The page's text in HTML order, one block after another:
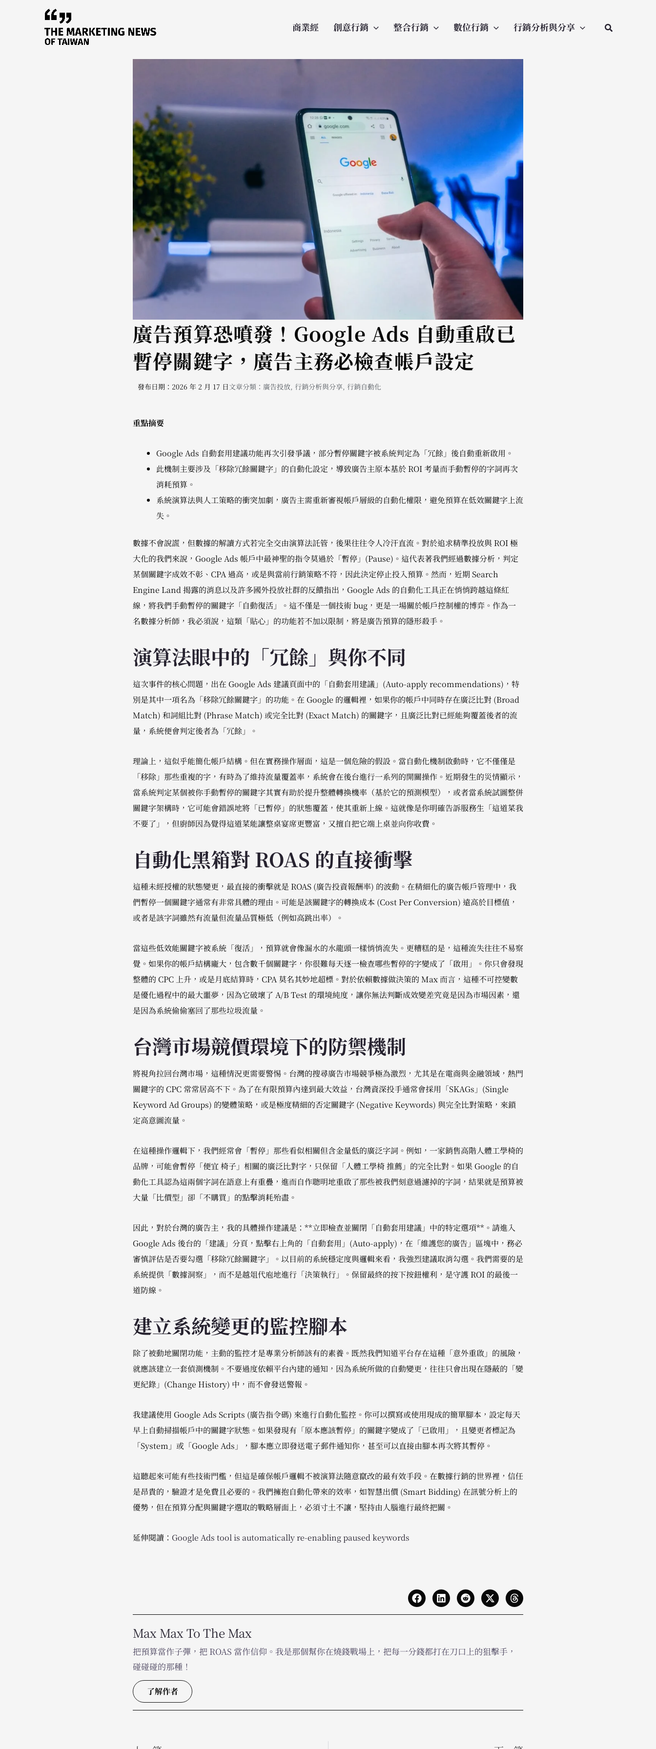
商業經 創意行銷 整合行銷 數位行銷 行銷分析與分享
廣告預算恐噴發！Google Ads 自動重啟已
暫停關鍵字，廣告主務必檢查帳戶設定
發布日期：2026 年 2 月 17 日文章分類： 廣告投放, 行銷分析與分享, 行銷自動化
重點摘要
Google Ads 自動套用建議功能再次引發爭議，部分暫停關鍵字被系統判定為「冗餘」後自動重新啟用。
此機制主要涉及「移除冗餘關鍵字」的自動化設定，導致廣告主原本基於 ROI 考量而手動暫停的字詞再次
消耗預算。
系統演算法與人工策略的衝突加劇，廣告主需重新審視帳戶層級的自動化權限，避免預算在低效關鍵字上流
失。
數據不會說謊，但數據的解讀方式若完全交由演算法託管，後果往往令人冷汗直流。對於追求精準投放與 ROI 極
大化的我們來說，Google Ads 帳戶中最神聖的指令莫過於「暫停」(Pause)。這代表著我們經過數據分析，判定
某個關鍵字成效不彰、CPA 過高，或是與當前行銷策略不符，因此決定停止投入預算。然而，近期 Search
Engine Land 揭露的消息以及許多國外投放社群的反饋指出，Google Ads 的自動化工具正在悄悄跨越這條紅
線，將我們手動暫停的關鍵字「自動復活」。這不僅是一個技術 bug，更是一場關於帳戶控制權的博弈。作為一
名數據分析師，我必須說，這類「貼心」的功能若不加以限制，將是廣告預算的隱形殺手。
演算法眼中的「冗餘」與你不同
這次事件的核心問題，出在 Google Ads 建議頁面中的「自動套用建議」(Auto-apply recommendations)，特
別是其中一項名為「移除冗餘關鍵字」的功能。在 Google 的邏輯裡，如果你的帳戶中同時存在廣泛比對 (Broad
Match) 和詞組比對 (Phrase Match) 或完全比對 (Exact Match) 的關鍵字，且廣泛比對已經能夠覆蓋後者的流
量，系統便會判定後者為「冗餘」。
理論上，這似乎能簡化帳戶結構。但在實務操作層面，這是一個危險的假設。當自動化機制啟動時，它不僅僅是
「移除」那些重複的字，有時為了維持流量覆蓋率，系統會在後台進行一系列的開關操作。近期發生的災情顯示，
當系統判定某個被你手動暫停的關鍵字其實有助於提升整體轉換機率（基於它的預測模型），或者當系統試圖整併
關鍵字架構時，它可能會錯誤地將「已暫停」的狀態覆蓋，使其重新上線。這就像是你明確告訴服務生「這道菜我
不要了」，但廚師因為覺得這道菜能讓整桌宴席更豐富，又擅自把它端上桌並向你收費。
自動化黑箱對 ROAS 的直接衝擊
這種未經授權的狀態變更，最直接的衝擊就是 ROAS (廣告投資報酬率) 的波動。在精細化的廣告帳戶管理中，我
們暫停一個關鍵字通常有非常具體的理由。可能是該關鍵字的轉換成本 (Cost Per Conversion) 遠高於目標值，
或者是該字詞雖然有流量但流量品質極低（例如高跳出率）。
當這些低效能關鍵字被系統「復活」，預算就會像漏水的水龍頭一樣悄悄流失。更糟糕的是，這種流失往往不易察
覺。如果你的帳戶結構龐大，包含數千個關鍵字，你很難每天逐一檢查哪些暫停的字變成了「啟用」。你只會發現
整體的 CPC 上升，或是月底結算時，CPA 莫名其妙地超標。對於依賴數據做決策的 Max 而言，這種不可控變數
是優化過程中的最大噩夢，因為它破壞了 A/B Test 的環境純度，讓你無法判斷成效變差究竟是因為市場因素，還
是因為系統偷偷塞回了那些垃圾流量。
台灣市場競價環境下的防禦機制
將視角拉回台灣市場，這種情況更需要警惕。台灣的搜尋廣告市場競爭極為激烈，尤其是在電商與金融領域，熱門
關鍵字的 CPC 常常居高不下。為了在有限預算內達到最大效益，台灣資深投手通常會採用「SKAGs」(Single
Keyword Ad Groups) 的變體策略，或是極度精細的否定關鍵字 (Negative Keywords) 與完全比對策略，來鎖
定高意圖流量。
在這種操作邏輯下，我們經常會「暫停」那些看似相關但含金量低的廣泛字詞。例如，一家銷售高階人體工學椅的
品牌，可能會暫停「便宜 椅子」相關的廣泛比對字，只保留「人體工學椅 推薦」的完全比對。如果 Google 的自
動化工具認為這兩個字詞在語意上有重疊，進而自作聰明地重啟了那些被我們刻意過濾掉的字詞，結果就是預算被
大量「比價型」卻「不購買」的點擊消耗殆盡。
因此，對於台灣的廣告主，我的具體操作建議是：**立即檢查並關閉「自動套用建議」中的特定選項**。請進入
Google Ads 後台的「建議」分頁，點擊右上角的「自動套用」(Auto-apply)，在「維護您的廣告」區塊中，務必
審慎評估是否要勾選「移除冗餘關鍵字」。以目前的系統穩定度與邏輯來看，我強烈建議取消勾選。我們需要的是
系統提供「數據洞察」，而不是越俎代庖地進行「決策執行」。保留最終的按下按鈕權利，是守護 ROI 的最後一
道防線。
建立系統變更的監控腳本
除了被動地關閉功能，主動的監控才是專業分析師該有的素養。既然我們知道平台存在這種「意外重啟」的風險，
就應該建立一套偵測機制。不要過度依賴平台內建的通知，因為系統所做的自動變更，往往只會出現在隱蔽的「變
更紀錄」(Change History) 中，而不會發送警報。
我建議使用 Google Ads Scripts (廣告指令碼) 來進行自動化監控。你可以撰寫或使用現成的簡單腳本，設定每天
早上自動掃描帳戶中的關鍵字狀態。如果發現有「原本應該暫停」的關鍵字變成了「已啟用」，且變更者標記為
「System」或「Google Ads」，腳本應立即發送電子郵件通知你，甚至可以直接由腳本再次將其暫停。
這聽起來可能有些技術門檻，但這是確保帳戶邏輯不被演算法隨意竄改的最有效手段。在數據行銷的世界裡，信任
是昂貴的，驗證才是免費且必要的。我們擁抱自動化帶來的效率，如智慧出價 (Smart Bidding) 在訊號分析上的
優勢，但在預算分配與關鍵字選取的戰略層面上，必須寸土不讓，堅持由人腦進行最終把關。
延伸閱讀： Google Ads tool is automatically re-enabling paused keywords
Max Max To The Max
把預算當作子彈，把 ROAS 當作信仰。我是那個幫你在燒錢戰場上，把每一分錢都打在刀口上的狙擊手，
碰碰碰的那種！
了解作者